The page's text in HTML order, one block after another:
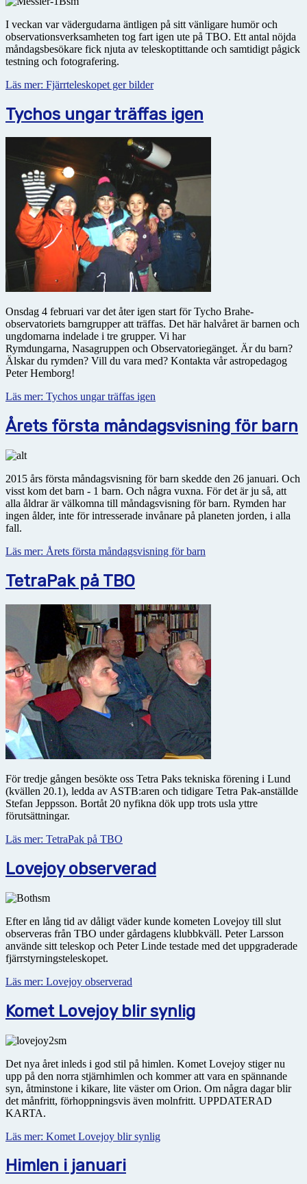
I veckan var vädergudarna äntligen på sitt vänligare humör och
observationsverksamheten tog fart igen ute på TBO. Ett antal nöjda
måndagsbesökare fick njuta av teleskoptittande och samtidigt pågick
testning och fotografering.
Läs mer: Fjärrteleskopet ger bilder
Tychos ungar träffas igen
Onsdag 4 februari var det åter igen start för Tycho Brahe-
observatoriets barngrupper att träffas. Det här halvåret är barnen och
ungdomarna indelade i tre grupper. Vi har
Rymdungarna, Nasagruppen och Observatoriegänget. Är du barn?
Älskar du rymden? Vill du vara med? Kontakta vår astropedagog
Peter Hemborg!
Läs mer: Tychos ungar träffas igen
Årets första måndagsvisning för barn
2015 års första måndagsvisning för barn skedde den 26 januari. Och
visst kom det barn - 1 barn. Och några vuxna. För det är ju så, att
alla åldrar är välkomna till måndagsvisning för barn. Rymden har
ingen ålder, inte för intresserade invånare på planeten jorden, i alla
fall.
Läs mer: Årets första måndagsvisning för barn
TetraPak på TBO
För tredje gången besökte oss Tetra Paks tekniska förening i Lund
(kvällen 20.1), ledda av ASTB:aren och tidigare Tetra Pak-anställde
Stefan Jeppsson. Bortåt 20 nyfikna dök upp trots usla yttre
förutsättningar.
Läs mer: TetraPak på TBO
Lovejoy observerad
Efter en lång tid av dåligt väder kunde kometen Lovejoy till slut
observeras från TBO under gårdagens klubbkväll. Peter Larsson
använde sitt teleskop och Peter Linde testade med det uppgraderade
fjärrstyrningsteleskopet.
Läs mer: Lovejoy observerad
Komet Lovejoy blir synlig
Det nya året inleds i god stil på himlen. Komet Lovejoy stiger nu
upp på den norra stjärnhimlen och kommer att vara en spännande
syn, åtminstone i kikare, lite väster om Orion. Om några dagar blir
det månfritt, förhoppningsvis även molnfritt. UPPDATERAD
KARTA.
Läs mer: Komet Lovejoy blir synlig
Himlen i januari